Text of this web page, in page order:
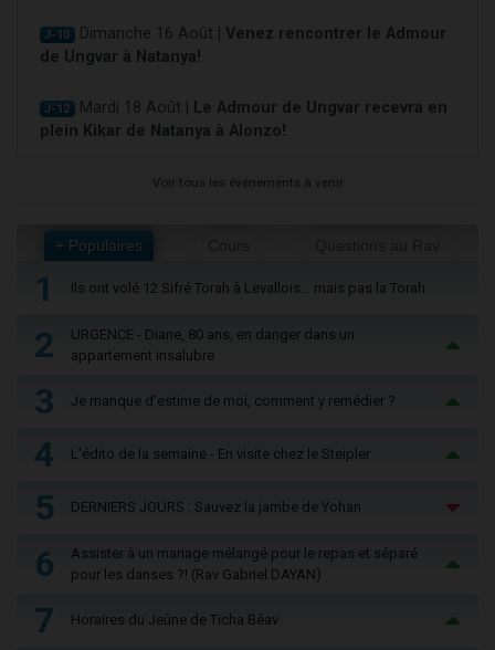
J-10 Dimanche 16 Août | Venez rencontrer le Admour
de Ungvar à Natanya!
J-12 Mardi 18 Août |
Le Admour de Ungvar recevra en
plein Kikar de Natanya à Alonzo!
Voir tous les événements à venir
+ Populaires
1 Ils ont volé 12 Sifré Torah à Levallois… mais pas la Torah
2
URGENCE - Diane, 80 ans, en danger dans un
appartement insalubre
3 Je manque d'estime de moi, comment y remédier ?
4 L'édito de la semaine - En visite chez le Steipler
5 DERNIERS JOURS : Sauvez la jambe de Yohan
6
Assister à un mariage mélangé pour le repas et séparé
pour les danses ?! (Rav Gabriel DAYAN)
7 Horaires du Jeûne de Ticha Béav